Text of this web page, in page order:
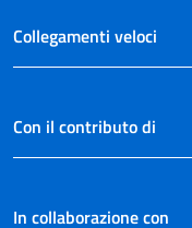
Collegamenti veloci
Con il contributo di
In collaborazione con